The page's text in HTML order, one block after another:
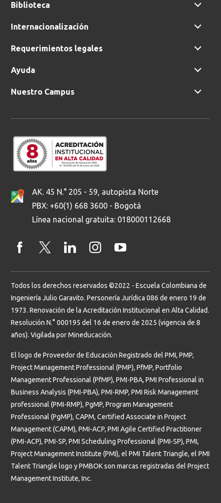
Biblioteca
Internacionalización
Requerimientos legales
Ayuda
Nuestro Campus
AK. 45 N.° 205 - 59, autopista Norte
PBX: +60(1) 668 3600 - Bogotá
Línea nacional gratuita: 018000112668
Todos los derechos reservados ©2022 - Escuela Colombiana de
Ingeniería Julio Garavito. Personería Jurídica 086 de enero 19 de
1973. Renovación de la Acreditación Institucional en Alta Calidad.
Resolución N.° 000195 del 16 de enero de 2025 (vigencia de 8
años). Vigilada por Mineducación.
El logo de Proveedor de Educación Registrado del PMI, PMP,
Project Management Professional (PMP), PfMP, Portfolio
Management Professional (PfMP), PMI-PBA, PMI Professional in
Business Analysis (PMI-PBA), PMI-RMP, PMI Risk Management
professional (PMI-RMP), PgMP, Program Management
Professional (PgMP), CAPM, Certified Associate in Project
Management (CAPM), PMI-ACP, PMI Agile Certified Practitioner
(PMI-ACP), PMI-SP, PMI Scheduling Professional (PMI-SP), PMI,
Project Management Institute (PMI), el PMI Talent Triangle, el PMI
Talent Triangle logo y PMBOK son marcas registradas del Project
Management Institute, Inc.